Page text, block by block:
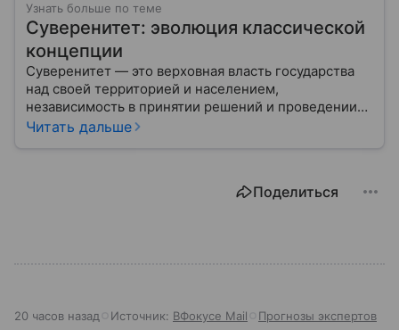
Узнать больше по теме
Суверенитет: эволюция классической
концепции
Суверенитет — это верховная власть государства
над своей территорией и населением,
независимость в принятии решений и проведении
внешней политики.
Читать дальше
Поделиться
20 часов назад Источник: ВФокусе Mail Прогнозы экспертов